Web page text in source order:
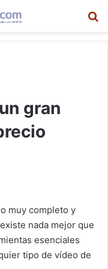
gran
muy completo y
nada mejor que
esenciales
tipo de vídeo de